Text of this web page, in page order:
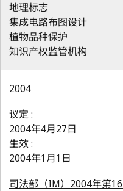
地理标志
集成电路布图设计
植物品种保护
知识产权监管机构
2004
议定 :
2004年4月27日
生效 :
2004年1月1日
司法部（IM）2004年第